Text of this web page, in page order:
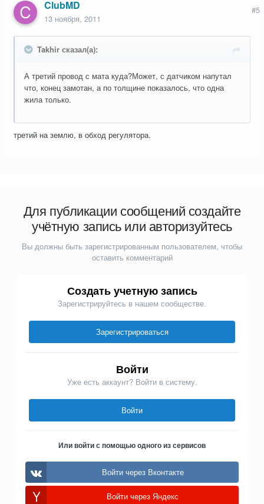
ClubMD
13 ноября, 2011
#5
Takhir сказал(а):
А третий провод с мата куда?Может, с датчиком напутал
что, конец замотан, а по толщине показалось, что одна
жила только.
третий на землю, в обход регулятора.
Для публикации сообщений создайте
учётную запись или авторизуйтесь
Вы должны быть зарегистрированным пользователем, чтобы
оставить комментарий
Создать учетную запись
Зарегистрируйтесь в нашем сообществе.
Зарегистрироваться
Войти
Уже есть аккаунт? Войти в систему.
Войти
Или войти с помощью одного из сервисов
Войти через Вконтакте
Войти через Яндекс